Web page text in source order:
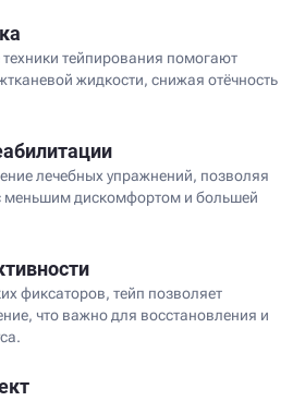
тейпирования помогают
жидкости, снижая отёчность
лечебных упражнений, позволяя
меньшим дискомфортом и большей
фиксаторов, тейп позволяет
что важно для восстановления и